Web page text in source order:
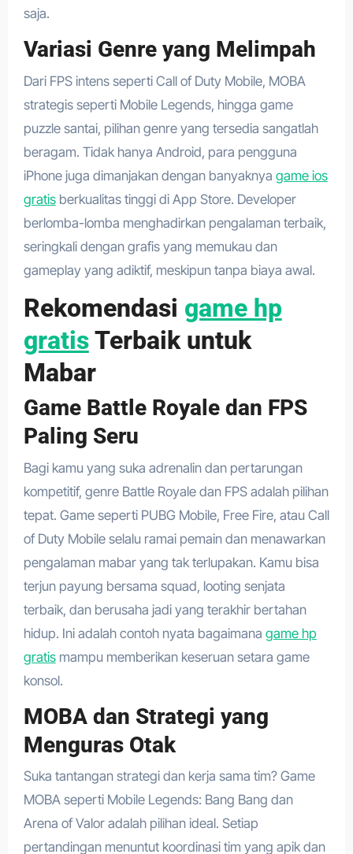
saja.
Variasi Genre yang Melimpah
Dari FPS intens seperti Call of Duty Mobile, MOBA
strategis seperti Mobile Legends, hingga game
puzzle santai, pilihan genre yang tersedia sangatlah
beragam. Tidak hanya Android, para pengguna
iPhone juga dimanjakan dengan banyaknya game ios
gratisberkualitas tinggi di App Store. Developer
berlomba-lomba menghadirkan pengalaman terbaik,
seringkali dengan grafis yang memukau dan
gameplay yang adiktif, meskipun tanpa biaya awal.
Rekomendasi game hp
gratisTerbaik untuk
Mabar
Game Battle Royale dan FPS
Paling Seru
Bagi kamu yang suka adrenalin dan pertarungan
kompetitif, genre Battle Royale dan FPS adalah pilihan
tepat. Game seperti PUBG Mobile, Free Fire, atau Call
of Duty Mobile selalu ramai pemain dan menawarkan
pengalaman mabar yang tak terlupakan. Kamu bisa
terjun payung bersama squad, looting senjata
terbaik, dan berusaha jadi yang terakhir bertahan
hidup. Ini adalah contoh nyata bagaimana game hp
gratismampu memberikan keseruan setara game
konsol.
MOBA dan Strategi yang
Menguras Otak
Suka tantangan strategi dan kerja sama tim? Game
MOBA seperti Mobile Legends: Bang Bang dan
Arena of Valor adalah pilihan ideal. Setiap
pertandingan menuntut koordinasi tim yang apik dan